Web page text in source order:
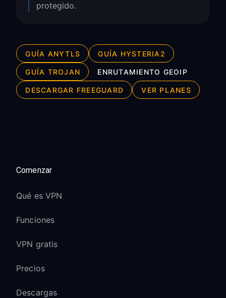
protegido.
GUÍA ANYTLS GUÍA HYSTERIA2
GUÍA TROJAN ENRUTAMIENTO GEOIP
DESCARGAR FREEGUARD VER PLANES
Comenzar
Qué es VPN
Funciones
VPN gratis
Precios
Descargas